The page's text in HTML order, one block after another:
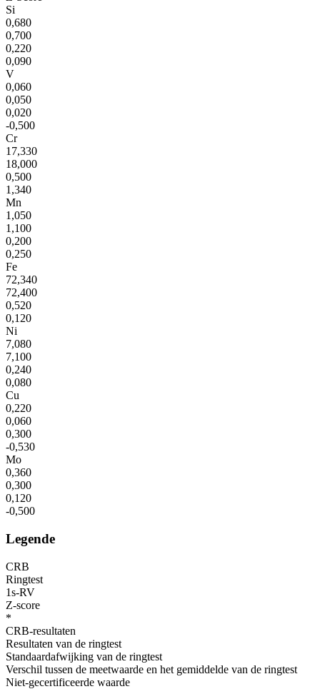
Si
0,680
0,700
0,220
0,090
V
0,060
0,050
0,020
-0,500
Cr
17,330
18,000
0,500
1,340
Mn
1,050
1,100
0,200
0,250
Fe
72,340
72,400
0,520
0,120
Ni
7,080
7,100
0,240
0,080
Cu
0,220
0,060
0,300
-0,530
Mo
0,360
0,300
0,120
-0,500
Legende
CRB
Ringtest
1s-RV
Z-score
*
CRB-resultaten
Resultaten van de ringtest
Standaardafwijking van de ringtest
Verschil tussen de meetwaarde en het gemiddelde van de ringtest
Niet-gecertificeerde waarde